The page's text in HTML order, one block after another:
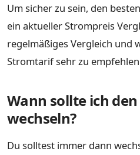
Um sicher zu sein, den
ein aktueller Strompreis
regelmäßiges Vergleich und
Stromtarif sehr zu
Wann sollte ich
wechseln?
Du solltest immer dann